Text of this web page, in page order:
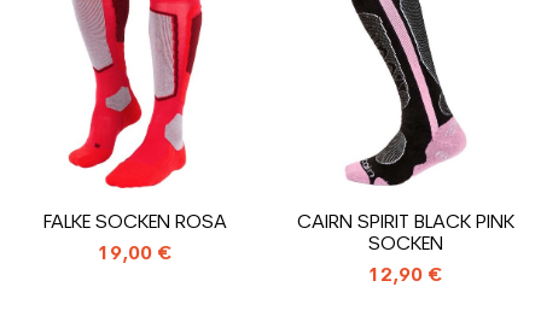
Ebene
Farbe
Benutzer - Konfigurator
CO2-Einsparungen für
Type de produit
Gebrauchte Skischuh frau
FALKE SOCKEN ROSA
19,00 €
CAIRN SPIRIT BLACK PINK
SOCKEN
12,90 €